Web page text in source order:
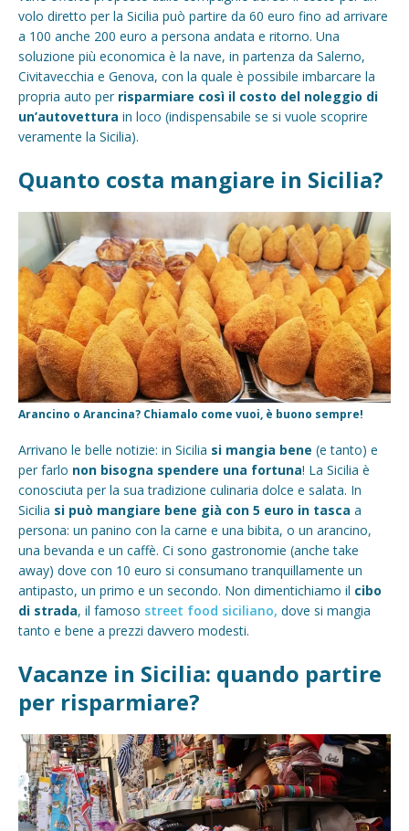
volo diretto per la Sicilia può partire da 60 euro fino ad arrivare
a 100 anche 200 euro a persona andata e ritorno. Una
soluzione più economica è la nave, in partenza da Salerno,
Civitavecchia e Genova, con la quale è possibile imbarcare la
propria auto per risparmiare così il costo del noleggio di
un’autovettura in loco (indispensabile se si vuole scoprire
veramente la Sicilia).
Quanto costa mangiare in Sicilia?
Arancino o Arancina? Chiamalo come vuoi, è buono sempre!
Arrivano le belle notizie: in Sicilia si mangia bene (e tanto) e
per farlo non bisogna spendere una fortuna! La Sicilia è
conosciuta per la sua tradizione culinaria dolce e salata. In
Sicilia si può mangiare bene già con 5 euro in tasca a
persona: un panino con la carne e una bibita, o un arancino,
una bevanda e un caffè. Ci sono gastronomie (anche take
away) dove con 10 euro si consumano tranquillamente un
antipasto, un primo e un secondo. Non dimentichiamo il cibo
di strada, il famoso street food siciliano, dove si mangia
tanto e bene a prezzi davvero modesti.
Vacanze in Sicilia: quando partire
per risparmiare?